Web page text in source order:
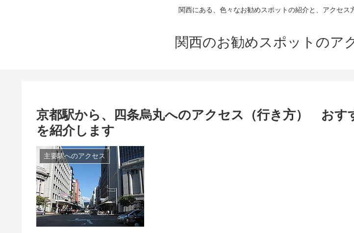
関西にある、色々なお勧めスポットの紹介と、アクセ
関西のお勧めスポットのア
京都駅から、四条烏丸へのアクセス（行き方） おす
を紹介します
主要駅へのアクセス